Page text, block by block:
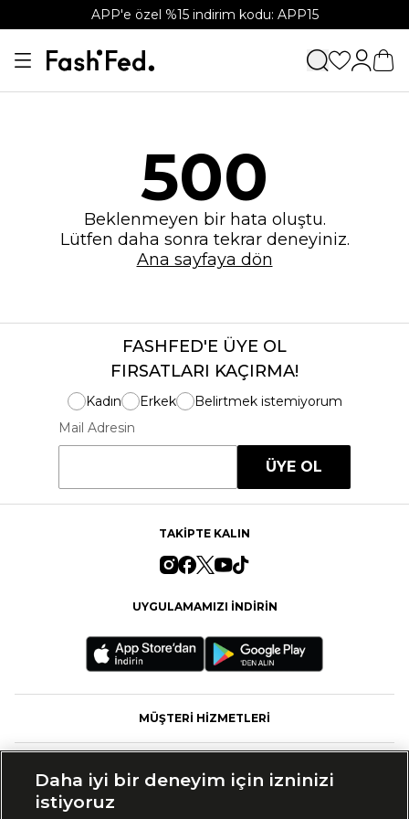
APP'e özel %15 indirim kodu: APP15
500
Beklenmeyen bir hata oluştu.
Lütfen daha sonra tekrar deneyiniz.
Ana sayfaya dön
FASHFED'E ÜYE OL
FIRSATLARI KAÇIRMA!
Kadın Erkek
Belirtmek istemiyorum
Mail Adresin
ÜYE OL
TAKİPTE KALIN
UYGULAMAMIZI İNDİRİN
MÜŞTERİ HİZMETLERİ
Daha iyi bir deneyim için izninizi
istiyoruz